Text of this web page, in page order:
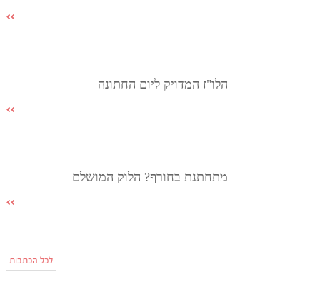
הלו"ז המדויק ליום החתונה
מתחתנת בחורף? הלוק המושלם
לכל הכתבות